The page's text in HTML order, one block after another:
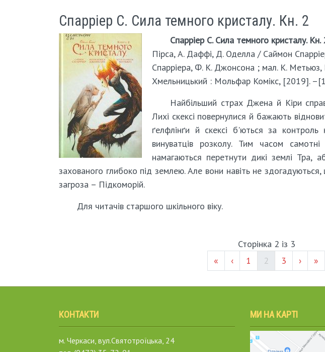
Спарріер С. Сила темного кристалу. Кн. 2
Спарріер С. Сила темного кристалу. Кн.
Пірса, А. Даффі, Д. Оделла / Саймон
Спарріера, Ф. К. Джонсона ; мал. К.
Хмельницький : Мольфар Комікс, [2019].
Найбільший страх Джена й Кіри
Лихі скексі повернулися й бажають
ґелфлінґи й скексі б'ються за
винуватців розколу. Тим часом
намагаються перетнути дикі землі Тра,
захованого глибоко під землею. Але вони навіть не
загроза – Підкоморій.
Для читачів старшого шкільного віку.
Сторінка 2 із 3
«
‹ Page #
1 (current)
2 Page #
3 › »
КОНТАКТИ
м. Черкаси, вул.Святотроїцька, 24
МИ НА КАРТІ